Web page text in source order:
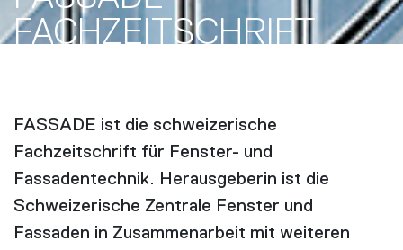
FACH­ZEITSCHRIFT
FASSADE ist die schweizerische
Fachzeitschrift für Fenster- und
Fassadentechnik. Herausgeberin ist die
Schweizerische Zentrale Fenster und
Fassaden in Zusammenarbeit mit weiteren